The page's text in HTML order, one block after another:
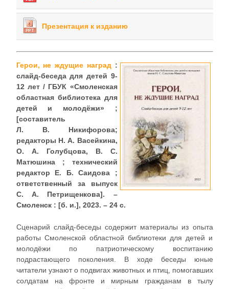
Презентация к изданию
Герои, не ждущие наград:
слайд-беседа для детей 9-
12 лет / ГБУК «Смоленская
областная библиотека для
детей и молодёжи» ;
[составитель
Л. В. Никифорова;
редакторы Н. А. Васейкина,
О. А. Голубцова, В. С.
Матюшина ; технический
редактор Е. Б. Саидова ;
ответственный за выпуск
С. А. Петрищенкова]. –
Смоленск : [б. и.], 2023. – 24 с.
Сценарий слайд-беседы содержит материалы из опыта
работы Смоленской областной библиотеки для детей и
молодёжи по патриотическому воспитанию
подрастающего поколения. В ходе беседы юные
читатели узнают о подвигах животных и птиц, помогавших
солдатам на фронте и мирным гражданам в тылу